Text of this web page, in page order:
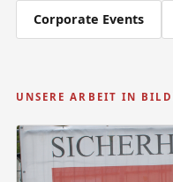
Corporate Events
UNSERE ARBEIT IN